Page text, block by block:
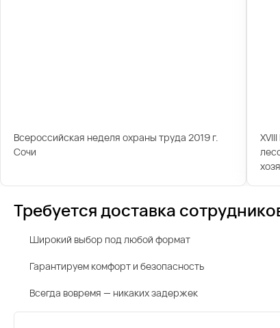
Всероссийская неделя охраны труда 2019 г.
Сочи
Требуется доставка
Широкий выбор под любой формат
Гарантируем комфорт и безопасность
Всегда вовремя — никаких задержек